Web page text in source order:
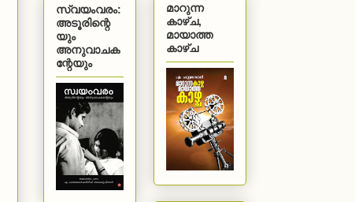
സ്വയംവരം:
അടൂരിന്റെ
യും
അനുവാചക
ന്റേയും
മാറുന്ന
കാഴ്ച,
മായാത്ത
കാഴ്ച